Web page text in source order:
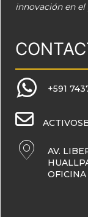
innovación en el
+591
AV.